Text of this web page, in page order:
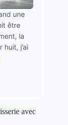
une
être
la
huit, j’ai
avec